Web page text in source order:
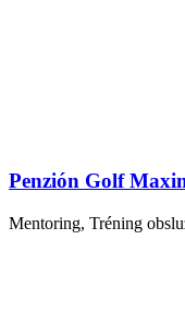
Penzión Golf
Mentoring, Tréning